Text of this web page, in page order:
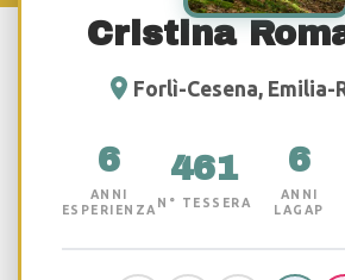
Cristina
Forlì-Cesena, Emilia-
6
ANNI
ESPERIENZA
461
N° TESSERA
6
ANNI
LAGAP